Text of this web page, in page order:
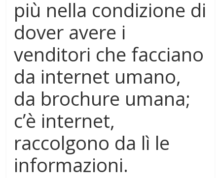
più nella condizione di
dover avere i
venditori che facciano
da internet umano,
da brochure umana;
c’è internet,
raccolgono da lì le
informazioni.